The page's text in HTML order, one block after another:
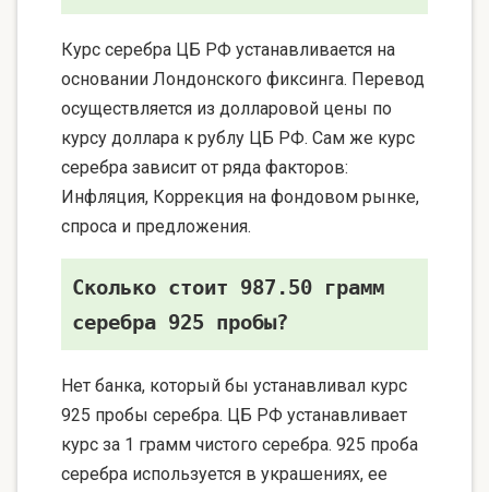
Курс серебра ЦБ РФ устанавливается на
основании Лондонского фиксинга. Перевод
осуществляется из долларовой цены по
курсу доллара к рублу ЦБ РФ. Сам же курс
серебра зависит от ряда факторов:
Инфляция, Коррекция на фондовом рынке,
спроса и предложения.
Сколько стоит 987.50 грамм
серебра 925 пробы?
Нет банка, который бы устанавливал курс
925 пробы серебра. ЦБ РФ устанавливает
курс за 1 грамм чистого серебра. 925 проба
серебра используется в украшениях, ее